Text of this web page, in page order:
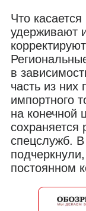
Что
удерживают
в
часть из
импортного
на конечной
сохраняется
спецслужб. В
постоянном